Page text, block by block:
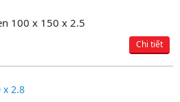
100 x 150 x 2.5
Chi tiết